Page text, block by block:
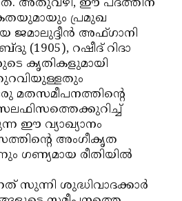
അതുവഴി, ഈ പദത്തിന്
പ്രമുഖ
ജമാലുദ്ദീന്‍ അഫ്ഗാനി
(1905), റഷീദ് റിദാ
കൃതികളുമായി
സലഫിസത്തെക്കുറിച്ച്
ഈ വ്യാഖ്യാനം
അംഗീകൃത
ഗണ്യമായ രീതിയില്‍
സുന്നി ശുദ്ധിവാദക്കാര്‍